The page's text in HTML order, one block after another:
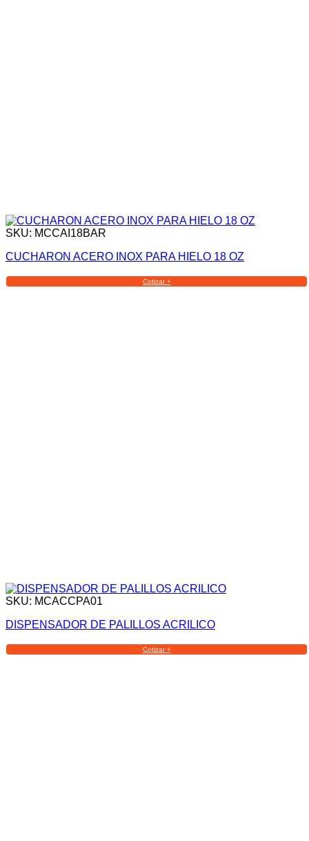
SKU: MCCAI18BAR
CUCHARON ACERO INOX PARA HIELO 18 OZ
Cotizar +
SKU: MCACCPA01
DISPENSADOR DE PALILLOS ACRILICO
Cotizar +